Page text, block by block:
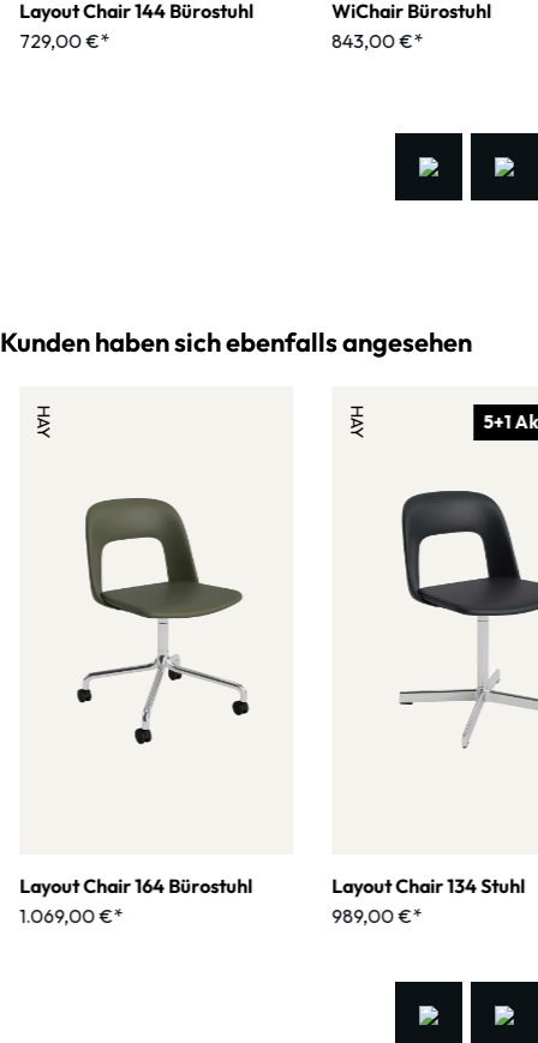
Layout Chair 144 Bürostuhl
729,00 €*
WiChair Bürostuhl
843,00 €*
Kunden haben sich ebenfalls angesehen
HAY
Layout Chair 164 Bürostuhl
1.069,00 €*
5+1
HAY
Layout Chair 134 Stuhl
989,00 €*